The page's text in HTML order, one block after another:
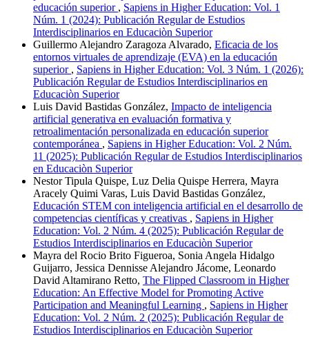
educación superior , Sapiens in Higher Education: Vol. 1
Núm. 1 (2024): Publicación Regular de Estudios
Interdisciplinarios en Educaciòn Superior
Guillermo Alejandro Zaragoza Alvarado, Eficacia de los
entornos virtuales de aprendizaje (EVA) en la educación
superior , Sapiens in Higher Education: Vol. 3 Núm. 1 (2026):
Publicación Regular de Estudios Interdisciplinarios en
Educaciòn Superior
Luis David Bastidas González, Impacto de inteligencia
artificial generativa en evaluación formativa y
retroalimentación personalizada en educación superior
contemporánea , Sapiens in Higher Education: Vol. 2 Núm.
11 (2025): Publicación Regular de Estudios Interdisciplinarios
en Educaciòn Superior
Nestor Tipula Quispe, Luz Delia Quispe Herrera, Mayra
Aracely Quimi Varas, Luis David Bastidas González,
Educación STEM con inteligencia artificial en el desarrollo de
competencias científicas y creativas , Sapiens in Higher
Education: Vol. 2 Núm. 4 (2025): Publicación Regular de
Estudios Interdisciplinarios en Educaciòn Superior
Mayra del Rocio Brito Figueroa, Sonia Angela Hidalgo
Guijarro, Jessica Dennisse Alejandro Jácome, Leonardo
David Altamirano Retto, The Flipped Classroom in Higher
Education: An Effective Model for Promoting Active
Participation and Meaningful Learning , Sapiens in Higher
Education: Vol. 2 Núm. 2 (2025): Publicación Regular de
Estudios Interdisciplinarios en Educaciòn Superior